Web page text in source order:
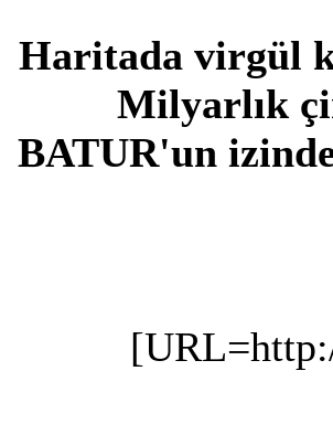
Haritada virgül
Milyarlık
BATUR'un